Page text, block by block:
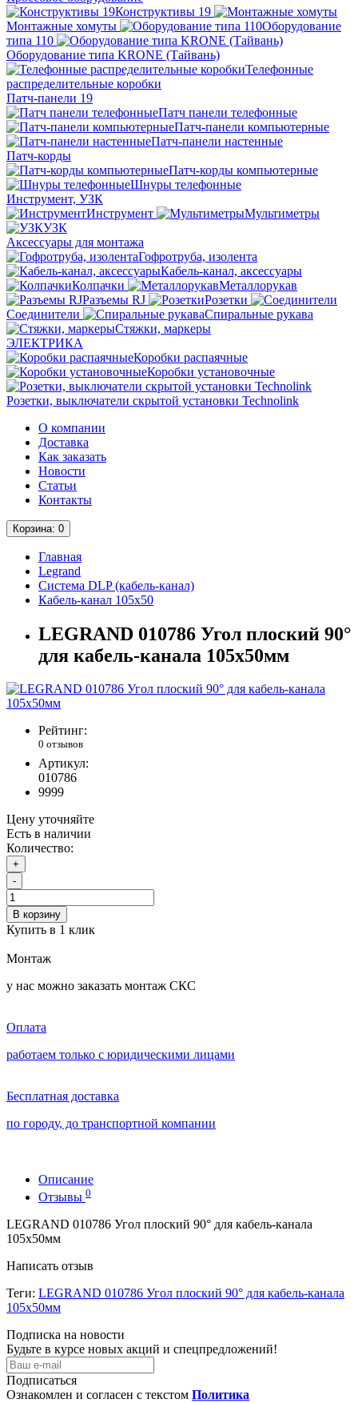
Конструктивы 19
Монтажные хомуты
Оборудование
типа 110
Оборудование типа KRONE (Тайвань)
Телефонные
распределительные коробки
Патч-панели 19
Патч панели телефонные
Патч-панели компьютерные
Патч-панели настенные
Патч-корды
Патч-корды компьютерные
Шнуры телефонные
Инструмент, УЗК
Инструмент
Мультиметры
УЗК
Аксессуары для монтажа
Гофротруба, изолента
Кабель-канал, аксессуары
Колпачки
Металлорукав
Разъемы RJ
Розетки
Соединители
Спиральные рукава
Стяжки, маркеры
ЭЛЕКТРИКА
Коробки распаячные
Коробки установочные
Розетки, выключатели скрытой установки Technolink
О компании
Доставка
Как заказать
Новости
Статьи
Контакты
Корзина: 0
Главная
Legrand
Система DLP (кабель-канал)
Кабель-канал 105х50
LEGRAND 010786 Угол плоский 90°
для кабель-канала 105х50мм
Рейтинг:
0 отзывов
Артикул:
010786
9999
Цену уточняйте
Есть в наличии
Количество:
+
-
В корзину
Купить в 1 клик
Монтаж
у нас можно заказать монтаж СКС
Оплата
работаем только с юридическими лицами
Бесплатная доставка
по городу, до транспортной компании
Описание
Отзывы 0
LEGRAND 010786 Угол плоский 90° для кабель-канала
105х50мм
Написать отзыв
Теги: LEGRAND 010786 Угол плоский 90° для кабель-канала
105х50мм
Подписка на новости
Будьте в курсе новых акций и спецпредложений!
Подписаться
Ознакомлен и согласен с текстом Политика